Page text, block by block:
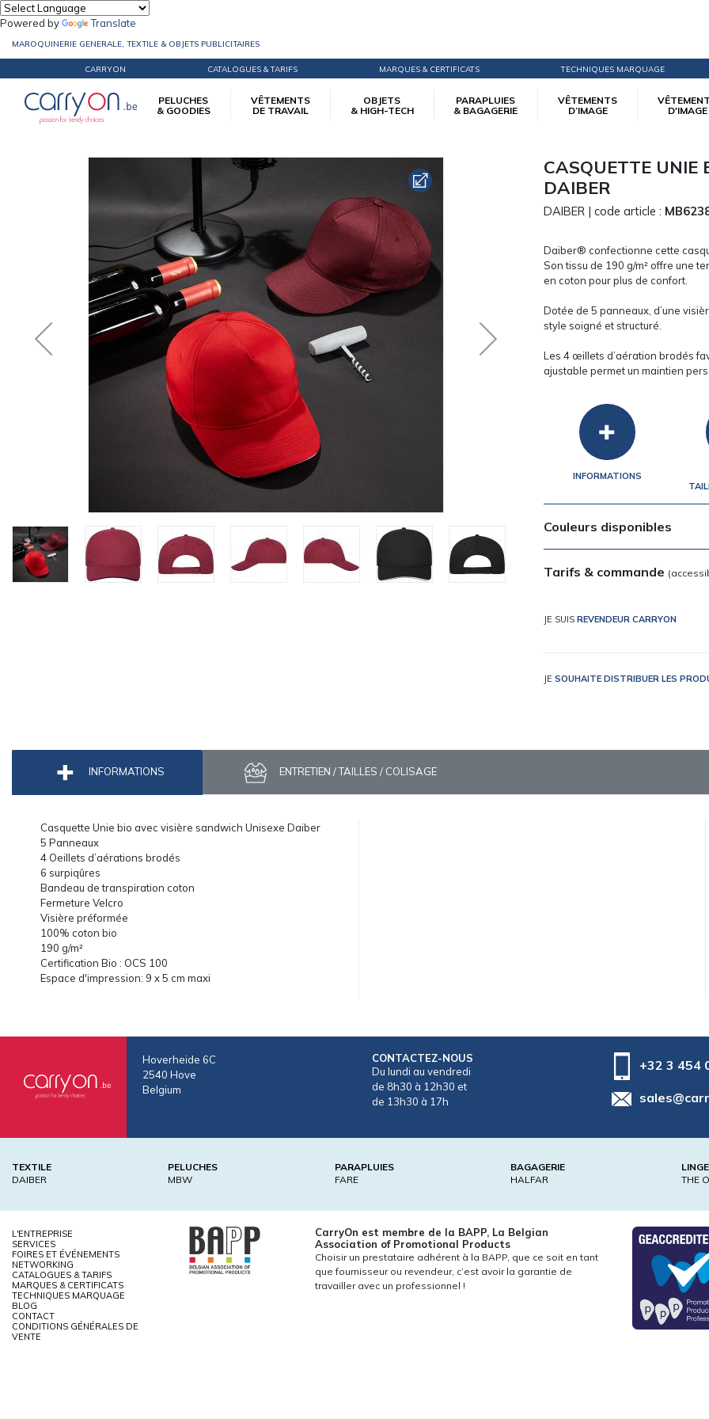
Powered by Translate
MAROQUINERIE GENERALE, TEXTILE & OBJETS PUBLICITAIRES
CARRYON CATALOGUES & TARIFS MARQUES & CERTIFICATS TECHNIQUES MARQUAGE
PELUCHES
& GOODIES
VÊTEMENTS
DE TRAVAIL
OBJETS
& HIGH-TECH
PARAPLUIES
& BAGAGERIE
VÊTEMENTS
D’IMAGE
D'IMAGE
Accueil Vêtements d’image
CASQUETTE UNIE
DAIBER
DAIBER | code article :
Daiber® confectionne cette
Son tissu de 190 g/m² offre une
en coton pour plus de confort.
Dotée de 5 panneaux, d’une
style soigné et structuré.
Les 4 œillets d’aération brodés
ajustable permet un maintien
INFORMATIONS
Couleurs disponibles
Tarifs & commande
JE SUIS REVENDEUR CARRYON
JE SOUHAITE DISTRIBUER LES
INFORMATIONS ENTRETIEN / TAILLES / COLISAGE
Casquette Unie bio avec visière sandwich Unisexe Daiber
5 Panneaux
4 Oeillets d’aérations brodés
6 surpiqûres
Bandeau de transpiration coton
Fermeture Velcro
Visière préformée
100% coton bio
190 g/m²
Certification Bio : OCS 100
Espace d'impression: 9 x 5 cm maxi
Hoverheide 6C
2540 Hove
Belgium
CONTACTEZ-NOUS
Du lundi au vendredi
de 8h30 à 12h30 et
de 13h30 à 17h
+32 3 454
TEXTILE
DAIBER
PELUCHES
MBW
PARAPLUIES
FARE
BAGAGERIE
HALFAR
THE
L'ENTREPRISE
SERVICES
FOIRES ET ÉVÉNEMENTS
NETWORKING
CATALOGUES & TARIFS
MARQUES & CERTIFICATS
TECHNIQUES MARQUAGE
BLOG
CONTACT
CONDITIONS GÉNÉRALES DE
VENTE
CarryOn est membre de la BAPP, La Belgian
Association of Promotional Products
Choisir un prestataire adhérent à la BAPP, que ce soit en tant
que fournisseur ou revendeur, c’est avoir la garantie de
travailler avec un professionnel !